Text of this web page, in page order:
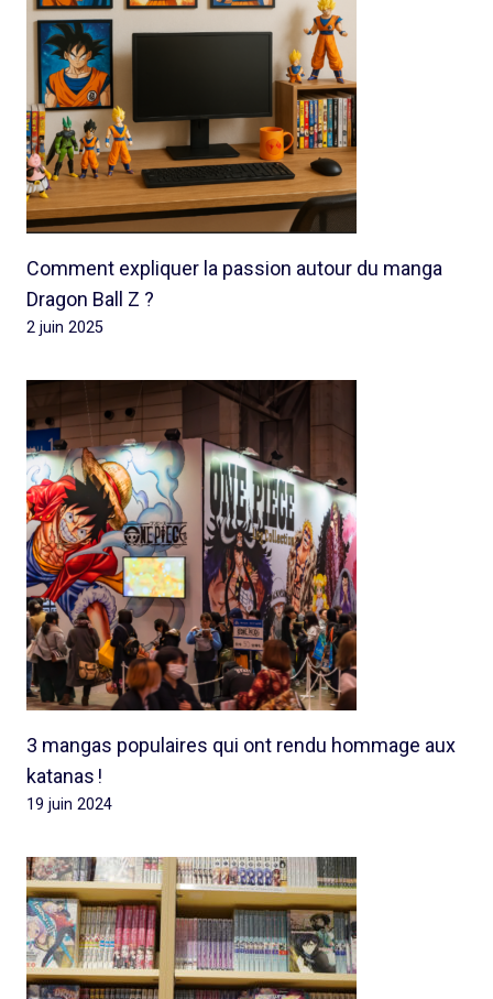
Comment expliquer la passion autour du manga
Dragon Ball Z ?
2 juin 2025
3 mangas populaires qui ont rendu hommage aux
katanas !
19 juin 2024